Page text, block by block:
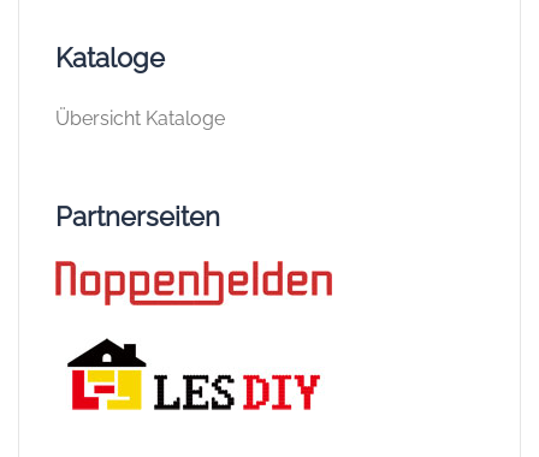
Kataloge
Übersicht Kataloge
Partnerseiten